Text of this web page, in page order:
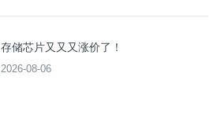
存储芯片又又又涨价了！
2026-08-06